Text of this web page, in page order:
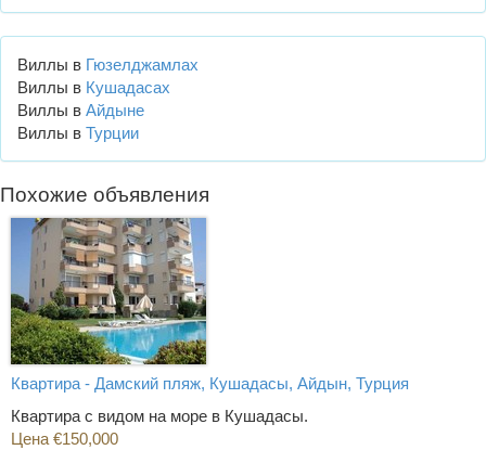
Виллы в Гюзелджамлах
Виллы в Кушадасах
Виллы в Айдыне
Виллы в Турции
Похожие объявления
Квартира - Дамский пляж, Кушадасы, Айдын, Турция
Квартира с видом на море в Кушадасы.
Цена €150,000